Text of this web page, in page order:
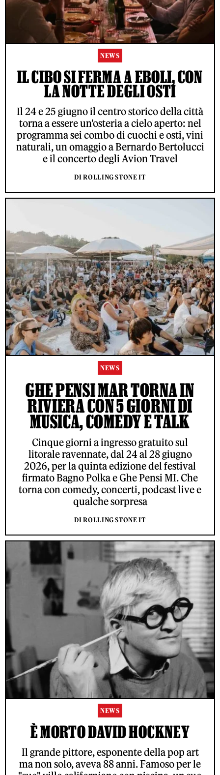
NEWS
IL CIBO SI FERMA A EBOLI, CON
LA NOTTE DEGLI OSTI
Il 24 e 25 giugno il centro storico della città
torna a essere un'osteria a cielo aperto: nel
programma sei combo di cuochi e osti, vini
naturali, un omaggio a Bernardo Bertolucci
e il concerto degli Avion Travel
DI ROLLING STONE IT
NEWS
GHE PENSI MAR TORNA IN
RIVIERA CON 5 GIORNI DI
MUSICA, COMEDY E TALK
Cinque giorni a ingresso gratuito sul
litorale ravennate, dal 24 al 28 giugno
2026, per la quinta edizione del festival
firmato Bagno Polka e Ghe Pensi MI. Che
torna con comedy, concerti, podcast live e
qualche sorpresa
DI ROLLING STONE IT
NEWS
È MORTO DAVID HOCKNEY
Il grande pittore, esponente della pop art
ma non solo, aveva 88 anni. Famoso per le